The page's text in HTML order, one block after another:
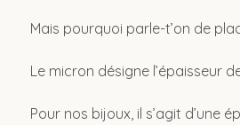
Mais pourquoi parle-t’on de
Le micron désigne l’épaisseur
Pour nos bijoux, il s’agit d’une